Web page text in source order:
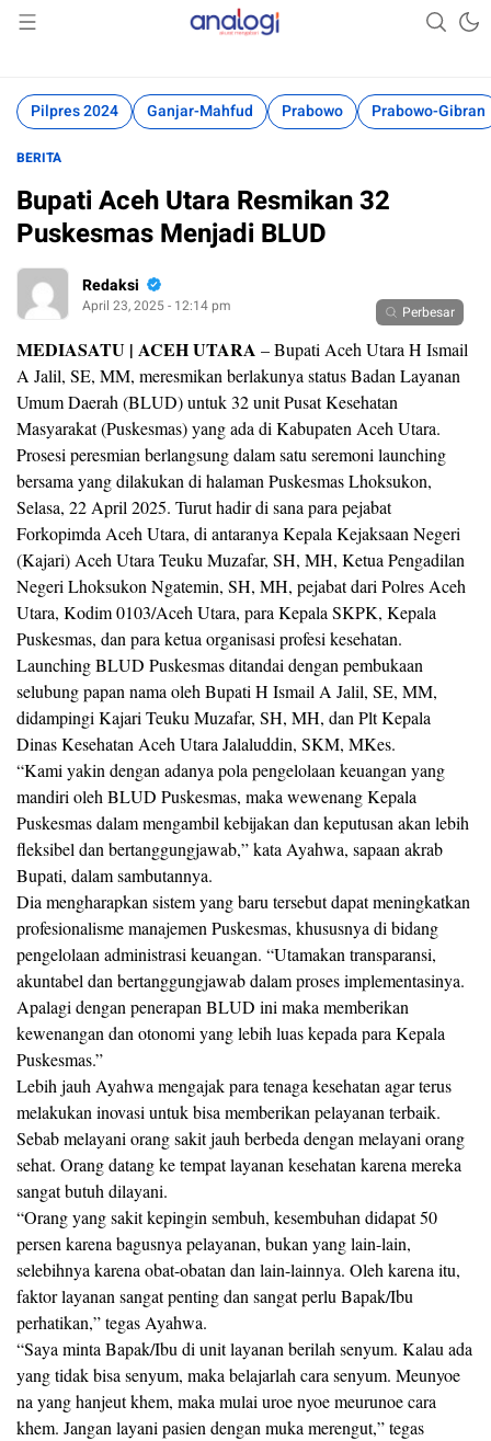
Analogi
Akurat Mengabari
Pilpres 2024 Ganjar-Mahfud Prabowo Prabowo-Gibran
BERITA
Bupati Aceh Utara Resmikan 32
Puskesmas Menjadi BLUD
Redaksi
April 23, 2025 - 12:14 pm Perbesar
MEDIASATU | ACEH UTARA – Bupati Aceh Utara H Ismail
A Jalil, SE, MM, meresmikan berlakunya status Badan Layanan
Umum Daerah (BLUD) untuk 32 unit Pusat Kesehatan
Masyarakat (Puskesmas) yang ada di Kabupaten Aceh Utara.
Prosesi peresmian berlangsung dalam satu seremoni launching
bersama yang dilakukan di halaman Puskesmas Lhoksukon,
Selasa, 22 April 2025. Turut hadir di sana para pejabat
Forkopimda Aceh Utara, di antaranya Kepala Kejaksaan Negeri
(Kajari) Aceh Utara Teuku Muzafar, SH, MH, Ketua Pengadilan
Negeri Lhoksukon Ngatemin, SH, MH, pejabat dari Polres Aceh
Utara, Kodim 0103/Aceh Utara, para Kepala SKPK, Kepala
Puskesmas, dan para ketua organisasi profesi kesehatan.
Launching BLUD Puskesmas ditandai dengan pembukaan
selubung papan nama oleh Bupati H Ismail A Jalil, SE, MM,
didampingi Kajari Teuku Muzafar, SH, MH, dan Plt Kepala
Dinas Kesehatan Aceh Utara Jalaluddin, SKM, MKes.
“Kami yakin dengan adanya pola pengelolaan keuangan yang
mandiri oleh BLUD Puskesmas, maka wewenang Kepala
Puskesmas dalam mengambil kebijakan dan keputusan akan lebih
fleksibel dan bertanggungjawab,” kata Ayahwa, sapaan akrab
Bupati, dalam sambutannya.
Dia mengharapkan sistem yang baru tersebut dapat meningkatkan
profesionalisme manajemen Puskesmas, khususnya di bidang
pengelolaan administrasi keuangan. “Utamakan transparansi,
akuntabel dan bertanggungjawab dalam proses implementasinya.
Apalagi dengan penerapan BLUD ini maka memberikan
kewenangan dan otonomi yang lebih luas kepada para Kepala
Puskesmas.”
Lebih jauh Ayahwa mengajak para tenaga kesehatan agar terus
melakukan inovasi untuk bisa memberikan pelayanan terbaik.
Sebab melayani orang sakit jauh berbeda dengan melayani orang
sehat. Orang datang ke tempat layanan kesehatan karena mereka
sangat butuh dilayani.
“Orang yang sakit kepingin sembuh, kesembuhan didapat 50
persen karena bagusnya pelayanan, bukan yang lain-lain,
selebihnya karena obat-obatan dan lain-lainnya. Oleh karena itu,
faktor layanan sangat penting dan sangat perlu Bapak/Ibu
perhatikan,” tegas Ayahwa.
“Saya minta Bapak/Ibu di unit layanan berilah senyum. Kalau ada
yang tidak bisa senyum, maka belajarlah cara senyum. Meunyoe
na yang hanjeut khem, maka mulai uroe nyoe meurunoe cara
khem. Jangan layani pasien dengan muka merengut,” tegas